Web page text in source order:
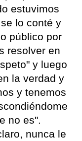
estuvimos
lo conté y
público por
resolver en
y luego
la verdad y
y tenemos
no es".
nunca le